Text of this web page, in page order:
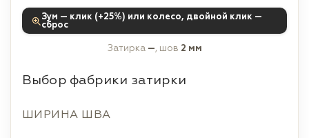
Зум — клик (+25%) или колесо, двойной клик —
сброс
Затирка —, шов 2 мм
Выбор фабрики затирки
ШИРИНА ШВА